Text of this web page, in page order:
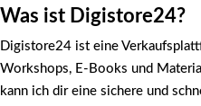
Was ist Digistore24?
Digistore24 ist eine
Workshops, E-Books und
kann ich dir eine sichere und